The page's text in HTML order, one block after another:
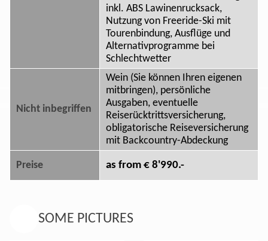
inkl. ABS Lawinenrucksack,
Nutzung von Freeride-Ski mit
Tourenbindung, Ausflüge und
Alternativprogramme bei
Schlechtwetter
Nicht inbegriffen
Wein (Sie können Ihren eigenen
mitbringen), persönliche
Ausgaben, eventuelle
Reiserücktrittsversicherung,
obligatorische Reiseversicherung
mit Backcountry-Abdeckung
Preise as from € 8'990.-
SOME PICTURES